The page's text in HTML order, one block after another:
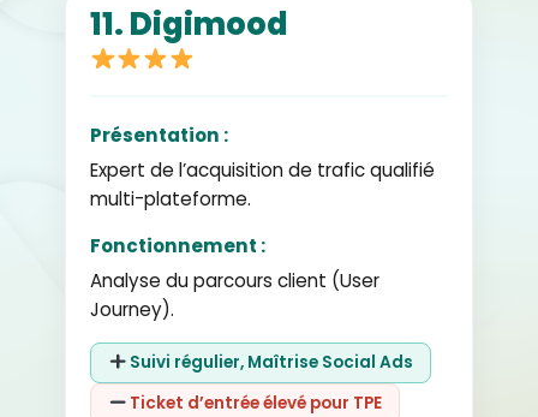
11. Digimood
Présentation :
Expert de l’acquisition de trafic qualifié
multi-plateforme.
Fonctionnement :
Analyse du parcours client (User
Journey).
Suivi régulier, Maîtrise Social Ads
Ticket d’entrée élevé pour TPE